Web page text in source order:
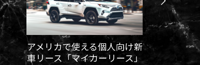
法人向け新車リース「BIZリ
ース」